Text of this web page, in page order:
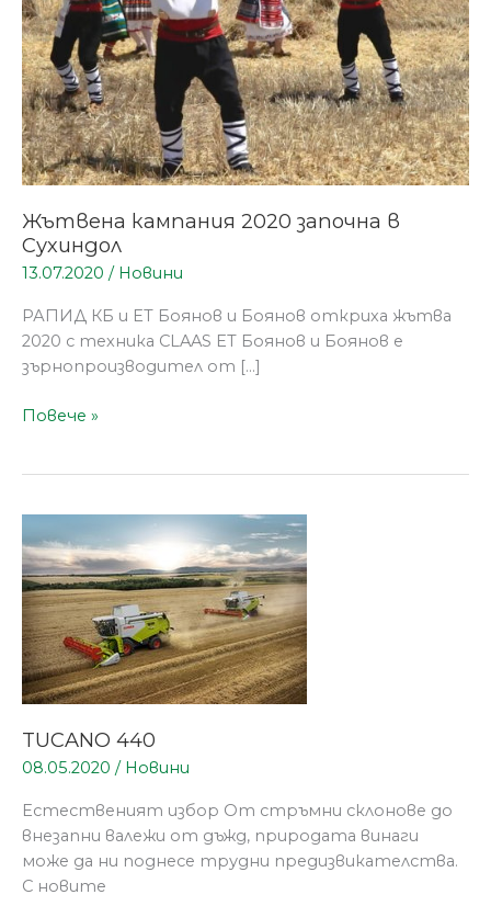
Жътвена кампания 2020 започна в
Сухиндол
13.07.2020 / Новини
РАПИД КБ и ЕТ Боянов и Боянов откриха жътва
2020 с техника CLAAS ЕТ Боянов и Боянов е
зърнопроизводител от […]
Повече »
TUCANO 440
08.05.2020 / Новини
Естественият избор От стръмни склонове до
внезапни валежи от дъжд, природата винаги
може да ни поднесе трудни предизвикателства.
С новите
440